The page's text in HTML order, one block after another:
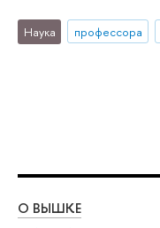
Наука профессора
О ВЫШКЕ